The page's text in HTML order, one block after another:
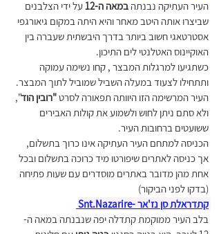
העיר העתיקה נבנתה במאה ה-12
על ידי הצלבנים
שביצרו אותה היטב מאחר והיא היתה במקום גיאורגפי
אסטרטאגי חשוב ביותר בדרך היבשתית שעברה בין
האוקיינוס האטלנטי לים התיכון.
כשתגיעו למרגלות המבצר , קחו נשימה עמוקה
ותתחילו לצעוד במעלה השביל שמוביל לתוך המבצר.
העיר המרשימה הזו היוותה תפאורה לסרט "רובין הוד",
ולא סתם ניתן לחוש ולשמוע את קולות האבירים
ששועטים ברחובות העיר.
הכניסה למתחם העיר העתיקה אינו כרוך בתשלום,
אך כניסה לאתרים שיפורטו מיד כרוכה בתשלום ובכל
אחת מהן מדובר באתרים מוסדרים עם שעות פתיחה
(בדקו לפני הביקור)
קתדראלת סן נז'אר -Snt.Nazarire
בלב העיר ממוקמת קתדלה יפה שנבנתה במאה ה-